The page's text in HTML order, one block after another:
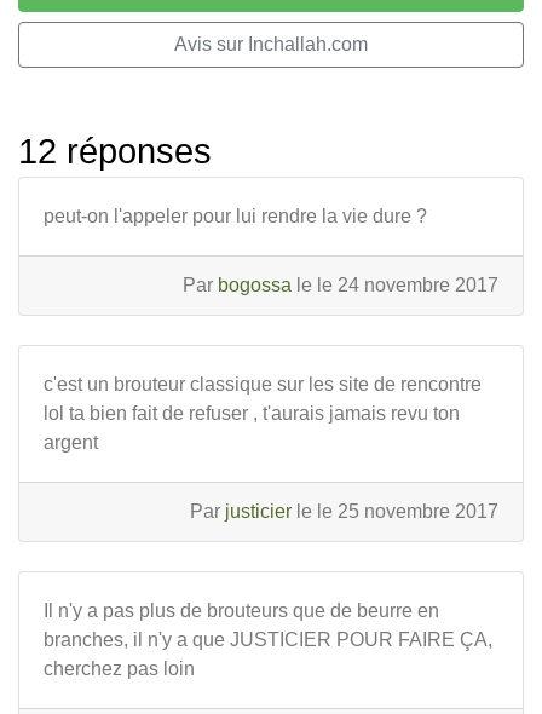
Avis sur Inchallah.com
12 réponses
peut-on l'appeler pour lui rendre la vie dure ?
Par bogossa le le 24 novembre 2017
c'est un brouteur classique sur les site de rencontre
lol ta bien fait de refuser , t'aurais jamais revu ton
argent
Par justicier le le 25 novembre 2017
Il n'y a pas plus de brouteurs que de beurre en
branches, il n'y a que JUSTICIER POUR FAIRE ÇA,
cherchez pas loin